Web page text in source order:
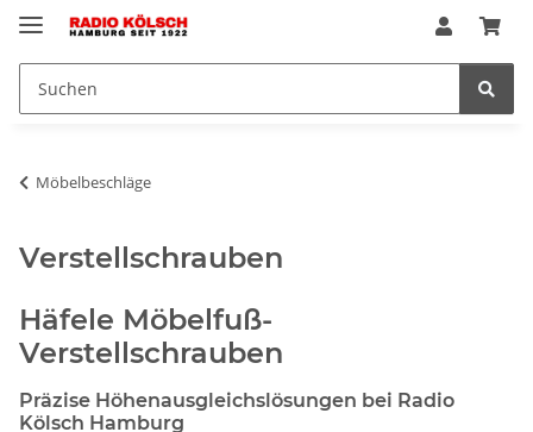
Möbelbeschläge
Verstellschrauben
Häfele Möbelfuß-
Verstellschrauben
Präzise Höhenausgleichslösungen bei Radio
Kölsch Hamburg